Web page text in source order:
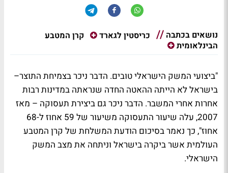
נושאים בכתבה כריסטין לגארד
קרן המטבע
הבינלאומית
"ביצועי המשק הישראלי טובים. הדבר ניכר בצמיחת התוצר–
בישראל לא הייתה ההאטה החדה שנראתה במדינות רבות
אחרות אחרי המשבר. הדבר ניכר גם ביצירת תעסוקה – מאז
2007, עלה שיעור התעסוקה משיעור של 59 אחוז ל-68
אחוז", כך נאמר בסיכום הודעת המשלחת של קרן המטבע
העולמית אשר ביקרה בישראל וניתחה את מצב המשק
הישראלי.